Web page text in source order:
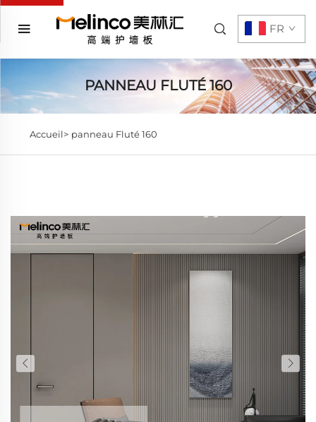
FR
PANNEAU FLUTÉ 160
Accueil> panneau Fluté 160